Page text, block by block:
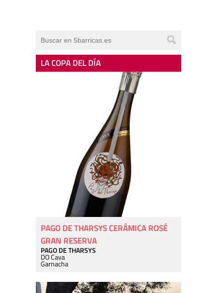
LA COPA DEL DÍA
PAGO DE THARSYS CERÁMICA ROSÉ
GRAN RESERVA
PAGO DE THARSYS
DO Cava
Garnacha